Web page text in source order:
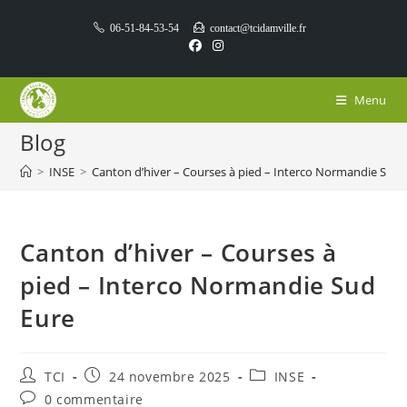
06-51-84-53-54 contact@tcidamville.fr
Menu
Blog
> INSE > Canton d’hiver – Courses à pied – Interco Normandie Sud
Canton d’hiver – Courses à
pied – Interco Normandie Sud
Eure
Auteur/autrice
de
TCI
Publication
publiée :
24 novembre 2025
PostINSE
Commentaires
0 commentaire